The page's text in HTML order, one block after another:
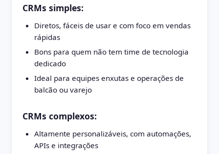
CRMs simples:
Diretos, fáceis de usar e com foco em vendas
rápidas
Bons para quem não tem time de tecnologia
dedicado
Ideal para equipes enxutas e operações de
balcão ou varejo
CRMs complexos:
Altamente personalizáveis, com automações,
APIs e integrações